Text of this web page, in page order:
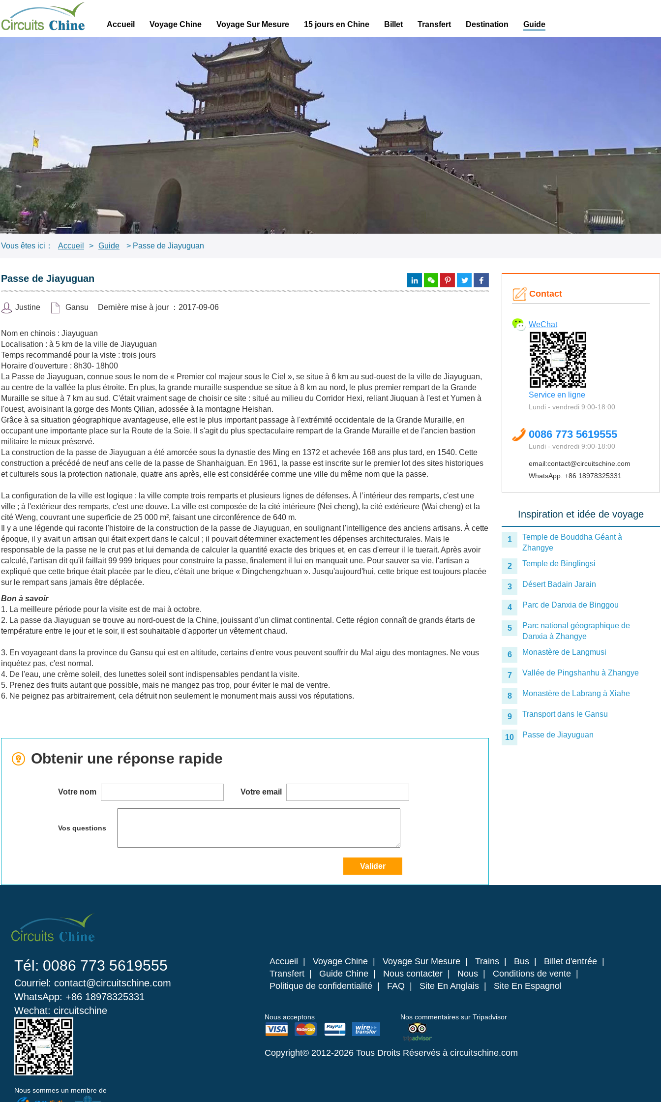
Accueil Voyage Chine Voyage Sur Mesure 15 jours en Chine Billet Transfert Destination Guide
Vous êtes ici： Accueil > Guide > Passe de Jiayuguan
Passe de Jiayuguan
Justine Gansu Dernière mise à jour ：2017-09-06
Nom en chinois : Jiayuguan
Localisation : à 5 km de la ville de Jiayuguan
Temps recommandé pour la viste : trois jours
Horaire d'ouverture : 8h30- 18h00
La Passe de Jiayuguan, connue sous le nom de « Premier col majeur sous le Ciel », se situe à 6 km au sud-ouest de la ville de Jiayuguan,
au centre de la vallée la plus étroite. En plus, la grande muraille suspendue se situe à 8 km au nord, le plus premier rempart de la Grande
Muraille se situe à 7 km au sud. C'était vraiment sage de choisir ce site : situé au milieu du Corridor Hexi, reliant Jiuquan à l'est et Yumen à
l'ouest, avoisinant la gorge des Monts Qilian, adossée à la montagne Heishan.
Grâce à sa situation géographique avantageuse, elle est le plus important passage à l'extrémité occidentale de la Grande Muraille, en
occupant une importante place sur la Route de la Soie. Il s'agit du plus spectaculaire rempart de la Grande Muraille et de l'ancien bastion
militaire le mieux préservé.
La construction de la passe de Jiayuguan a été amorcée sous la dynastie des Ming en 1372 et achevée 168 ans plus tard, en 1540. Cette
construction a précédé de neuf ans celle de la passe de Shanhaiguan. En 1961, la passe est inscrite sur le premier lot des sites historiques
et culturels sous la protection nationale, quatre ans après, elle est considérée comme une ville du même nom que la passe.
La configuration de la ville est logique : la ville compte trois remparts et plusieurs lignes de défenses. À l’intérieur des remparts, c'est une
ville ; à l'extérieur des remparts, c'est une douve. La ville est composée de la cité intérieure (Nei cheng), la cité extérieure (Wai cheng) et la
cité Weng, couvrant une superficie de 25 000 m², faisant une circonférence de 640 m.
Il y a une légende qui raconte l'histoire de la construction de la passe de Jiayuguan, en soulignant l'intelligence des anciens artisans. À cette
époque, il y avait un artisan qui était expert dans le calcul ; il pouvait déterminer exactement les dépenses architecturales. Mais le
responsable de la passe ne le crut pas et lui demanda de calculer la quantité exacte des briques et, en cas d'erreur il le tuerait. Après avoir
calculé, l'artisan dit qu'il faillait 99 999 briques pour construire la passe, finalement il lui en manquait une. Pour sauver sa vie, l'artisan a
expliqué que cette brique était placée par le dieu, c'était une brique « Dingchengzhuan ». Jusqu'aujourd'hui, cette brique est toujours placée
sur le rempart sans jamais être déplacée.
Bon à savoir
1. La meilleure période pour la visite est de mai à octobre.
2. La passe da Jiayuguan se trouve au nord-ouest de la Chine, jouissant d'un climat continental. Cette région connaît de grands étarts de
température entre le jour et le soir, il est souhaitable d'apporter un vêtement chaud.
3. En voyageant dans la province du Gansu qui est en altitude, certains d'entre vous peuvent souffrir du Mal aigu des montagnes. Ne vous
inquétez pas, c'est normal.
4. De l'eau, une crème soleil, des lunettes soleil sont indispensables pendant la visite.
5. Prenez des fruits autant que possible, mais ne mangez pas trop, pour éviter le mal de ventre.
6. Ne peignez pas arbitrairement, cela détruit non seulement le monument mais aussi vos réputations.
Obtenir une réponse rapide
Votre nom Votre email
Vos questions
Contact
WeChat
Service en ligne
Lundi - vendredi 9:00-18:00
0086 773 5619555
Lundi - vendredi 9:00-18:00
email:contact@circuitschine.com
WhatsApp: +86 18978325331
Inspiration et idée de voyage
1
Temple de Bouddha Géant à
Zhangye
2 Temple de Binglingsi
3 Désert Badain Jarain
4 Parc de Danxia de Binggou
5
Parc national géographique de
Danxia à Zhangye
6 Monastère de Langmusi
7 Vallée de Pingshanhu à Zhangye
8 Monastère de Labrang à Xiahe
9 Transport dans le Gansu
10 Passe de Jiayuguan
Tél: 0086 773 5619555
Courriel: contact@circuitschine.com
WhatsApp: +86 18978325331
Wechat: circuitschine
Nous sommes un membre de
Accueil Voyage Chine Voyage Sur Mesure Trains Bus Billet d'entrée
Transfert
Guide Chine Nous contacter Nous Conditions de vente
Politique de confidentialité
FAQ Site En Anglais Site En Espagnol
Nous acceptons Nos commentaires sur Tripadvisor
Copyright© 2012-2026 Tous Droits Réservés à circuitschine.com